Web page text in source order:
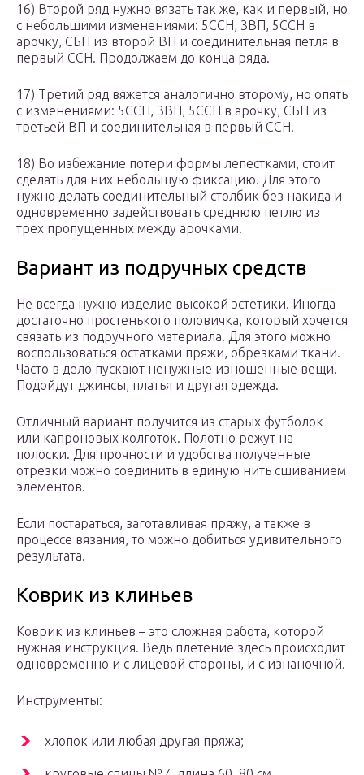
16) Второй ряд нужно вязать так же, как и первый, но
с небольшими изменениями: 5ССН, 3ВП, 5ССН в
арочку, СБН из второй ВП и соединительная петля в
первый ССН. Продолжаем до конца ряда.
17) Третий ряд вяжется аналогично второму, но опять
с изменениями: 5ССН, 3ВП, 5ССН в арочку, СБН из
третьей ВП и соединительная в первый ССН.
18) Во избежание потери формы лепестками, стоит
сделать для них небольшую фиксацию. Для этого
нужно делать соединительный столбик без накида и
одновременно задействовать среднюю петлю из
трех пропущенных между арочками.
Вариант из подручных средств
Не всегда нужно изделие высокой эстетики. Иногда
достаточно простенького половичка, который хочется
связать из подручного материала. Для этого можно
воспользоваться остатками пряжи, обрезками ткани.
Часто в дело пускают ненужные изношенные вещи.
Подойдут джинсы, платья и другая одежда.
Отличный вариант получится из старых футболок
или капроновых колготок. Полотно режут на
полоски. Для прочности и удобства полученные
отрезки можно соединить в единую нить сшиванием
элементов.
Если постараться, заготавливая пряжу, а также в
процессе вязания, то можно добиться удивительного
результата.
Коврик из клиньев
Коврик из клиньев – это сложная работа, которой
нужная инструкция. Ведь плетение здесь происходит
одновременно и с лицевой стороны, и с изнаночной.
Инструменты:
хлопок или любая другая пряжа;